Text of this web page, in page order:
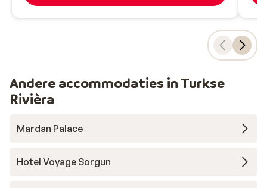
Andere accommodaties in Turkse
Rivièra
Mardan Palace
Hotel Voyage Sorgun